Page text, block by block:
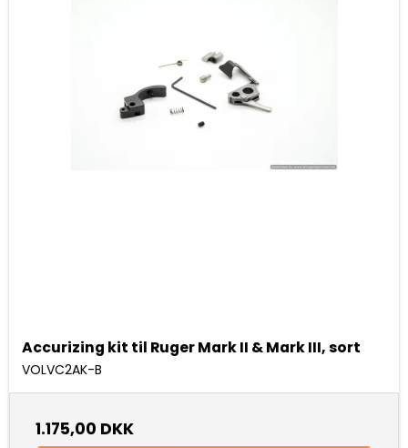
Accurizing kit til Ruger Mark II & Mark III, sort
VOLVC2AK-B
1.175,00 DKK